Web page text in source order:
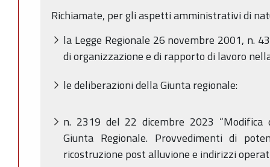
Richiamate, per gli aspetti amministrativi di
la Legge Regionale 26 novembre 2001, n.
di organizzazione e di rapporto di lavoro
le deliberazioni della Giunta regionale:
n. 2319 del 22 dicembre 2023
Giunta Regionale. Provvedimenti di
ricostruzione post alluvione e indirizzi